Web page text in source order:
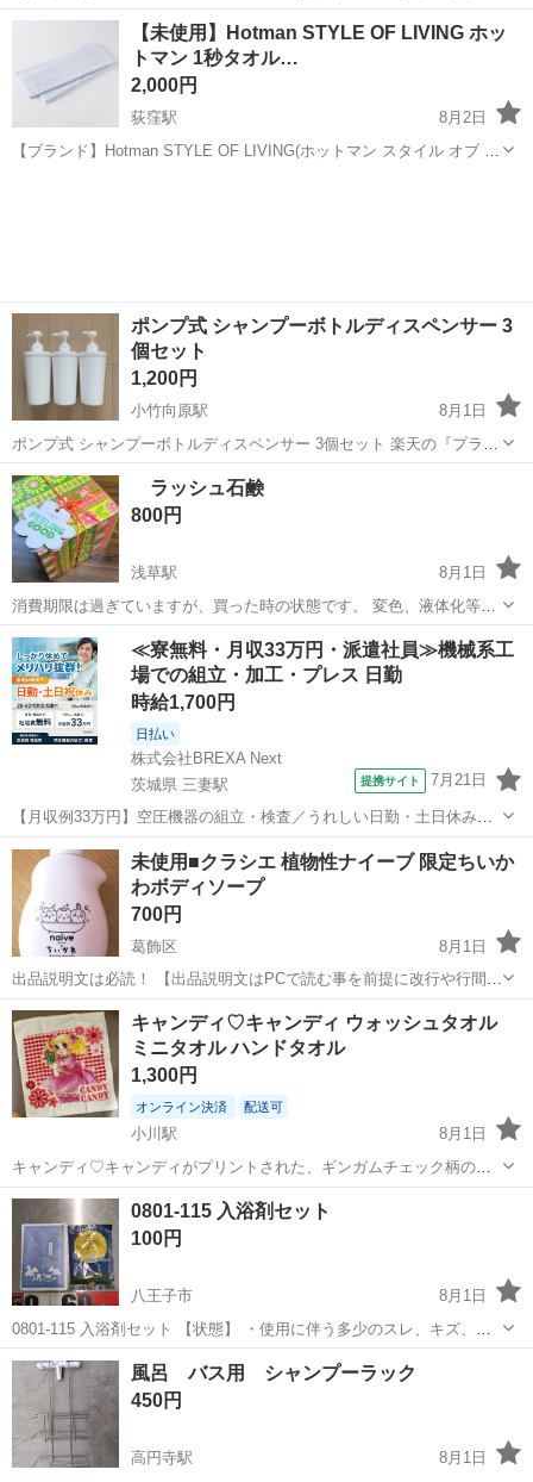
ビング) 【カラー】ピンク 【サイズ】約38×99cm 【参考価格】1,870
円 ＜1秒タオル＞ 髪を拭くために新たに加わった「ヘアタ...
東京 杉並区 荻窪駅 家庭用品 ホットマン
【未使用】Hotman STYLE OF LIVING ホッ
トマン 1秒タオル…
2,000円
荻窪駅
8月2日
【ブランド】Hotman STYLE OF LIVING(ホットマン スタイル オブ リ
ポンプ式 シャンプーボトルディスペンサー 3
個セット
1,200円
小竹向原駅
8月1日
ポンプ式 シャンプーボトルディスペンサー 3個セット 楽天の『プラ生
活』とゆうショップで購入しました。 シンプルなデザインが特徴で
す。 使用していたため、水あかや 掃除しても若干シャンプーの跡があ
ります。 中古商品です...
東京 練馬区 小竹向原駅 家庭用品
ラッシュ石鹸
800円
浅草駅
8月1日
消費期限は過ぎていますが、買った時の状態です。 変色、液体化等は
しておりません。 香りもまだまだあります。 一度開けて確認しまし
た。
東京 台東区 浅草駅 家庭用品
≪寮無料・月収33万円・派遣社員≫機械系工
場での組立・加工・プレス 日勤
時給1,700円
日払い
株式会社BREXA Next
茨城県 三妻駅
提携サイト 7月21日
【月収例33万円】空圧機器の組立・検査／うれしい日勤・土日休み／
無料の社宅付き◎ 人気の工場のお仕事 ◇空気圧制御機器製品の組立・
検査作業◇ ・調整機器の組立作業 ★工場未経験者でも安心して働ける
環境になります。 ★細...
茨城 常総市 三妻駅
未使用■クラシエ 植物性ナイーブ 限定ちいか
わボディソープ
700円
葛飾区
8月1日
出品説明文は必読！ 【出品説明文はPCで読む事を前提に改行や行間な
ど調整しておりますので、PCでの閲覧を推奨します】 ・既読後12時
間過ぎてもメール返信をしない愚鈍でだらしない人とはお取引きしま
せん！ ・問い合わせ...
東京 葛飾区 家庭用品
キャンディ♡キャンディ ウォッシュタオル
ミニタオル ハンドタオル
1,300円
オンライン決済 配送可
小川駅
8月1日
キャンディ♡キャンディがプリントされた、ギンガムチェック柄の可
愛らしいウォッシュタオルです。 サイズ 約37×34cm 未使用品です
が、古い物なので、経年劣化あるかもしれません。神経質な方はご遠
慮ください。 - キャラク...
東京 小平市 家庭用品
0801-115 入浴剤セット
100円
八王子市
8月1日
0801-115 入浴剤セット 【状態】 ・使用に伴う多少のスレ、キズ、落
としきれない汚れなどございます ・詳細は現地でご確認ください ・お
値引きは出来かねますのでご了承願います ※中古品のため、状態につ
東京 八王子市 家庭用品
風呂 バス用 シャンプーラック
450円
高円寺駅
8月1日